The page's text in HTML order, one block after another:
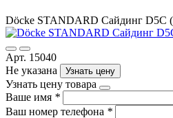
Döcke STANDARD Сайдинг
Арт. 15040
Не указана
Узнать цену
Узнать цену товара
Ваше имя *
Ваш номер телефона *